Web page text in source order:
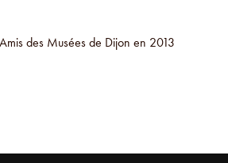
des Musées de Dijon en 2013